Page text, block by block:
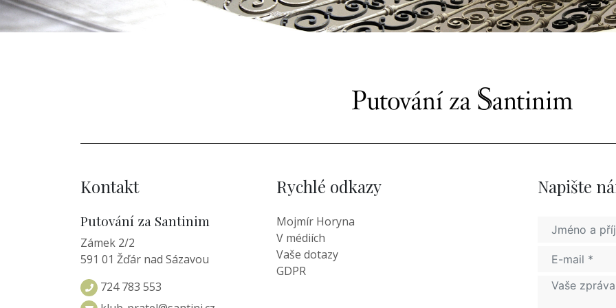
Kontakt
Putování za Santinim
Zámek 2/2
591 01 Žďár nad Sázavou
724 783 553
Rychlé odkazy
Mojmír Horyna
V médiích
Vaše dotazy
GDPR
Napište